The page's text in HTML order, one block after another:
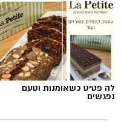
לה פטיט כשאומנות וטעם
נפגשים